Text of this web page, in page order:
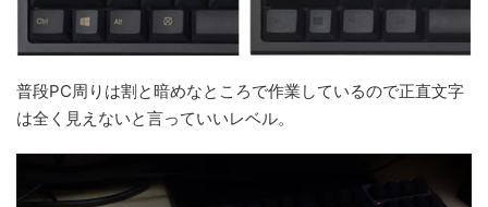
普段PC周りは割と暗めなところで作業しているので正直文字
は全く見えないと言っていいレベル。